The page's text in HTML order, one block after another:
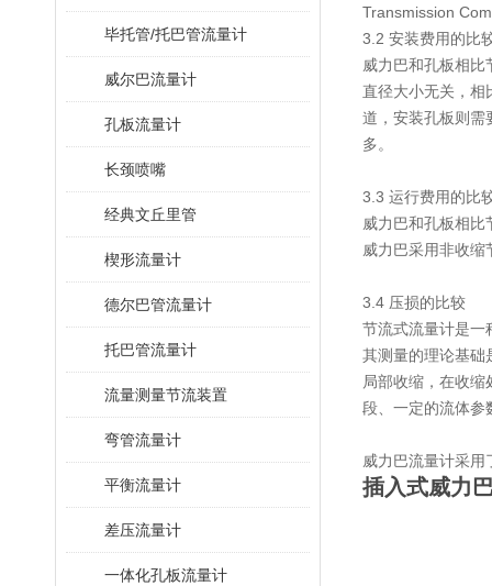
毕托管/托巴管流量计
威尔巴流量计
孔板流量计
长颈喷嘴
经典文丘里管
楔形流量计
德尔巴管流量计
托巴管流量计
流量测量节流装置
弯管流量计
平衡流量计
差压流量计
一体化孔板流量计
Transmission
3.2 安装费用的比
威力巴和孔板相
直径大小无关，相
道，安装孔板则需
多。
3.3 运行费用的比
威力巴和孔板相
威力巴采用非收
3.4 压损的比较
节流式流量计是一
其测量的理论基础
局部收缩，在收
段、一定的流体
威力巴流量计采
插入式威力